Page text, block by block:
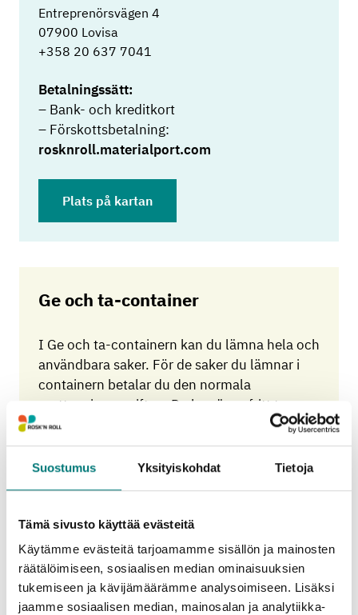
Suostumus Yksityiskohdat Tietoja
Tämä sivusto käyttää evästeitä
Käytämme evästeitä tarjoamamme sisällön ja mainosten
räätälöimiseen, sosiaalisen median ominaisuuksien
tukemiseen ja kävijämäärämme analysoimiseen. Lisäksi
jaamme sosiaalisen median, mainosalan ja analytiikka-
Entreprenörsvägen 4
07900 Lovisa
+358 20 637 7041
Betalningssätt:
– Bank- och kreditkort
– Förskottsbetalning:
rosknroll.materialport.com
Plats på kartan
Ge och ta-container
I Ge och ta-containern kan du lämna hela och
användbara saker. För de saker du lämnar i
containern betalar du den normala
mottagningsavgiften. Du kan även fritt ta
saker för eget bruk från containern.
Läs mera
Hyr en släpvagn
Hyrestid:max. 1 dag